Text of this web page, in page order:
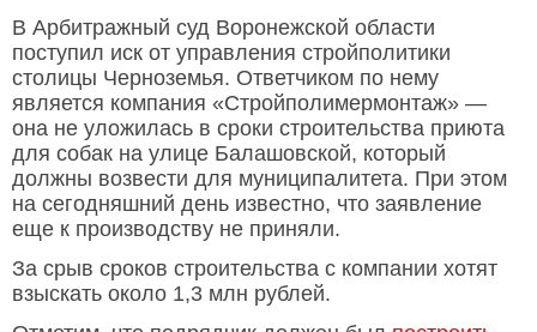
В Арбитражный суд Воронежской области
поступил иск от управления стройполитики
столицы Черноземья. Ответчиком по нему
является компания «Стройполимермонтаж» —
она не уложилась в сроки строительства приюта
для собак на улице Балашовской, который
должны возвести для муниципалитета. При этом
на сегодняшний день известно, что заявление
еще к производству не приняли.
За срыв сроков строительства с компании хотят
взыскать около 1,3 млн рублей.